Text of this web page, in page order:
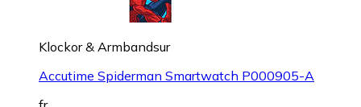
Klockor & Armbandsur
Accutime Spiderman Smartwatch P000905-A